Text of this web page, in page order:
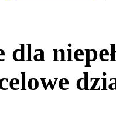
dla